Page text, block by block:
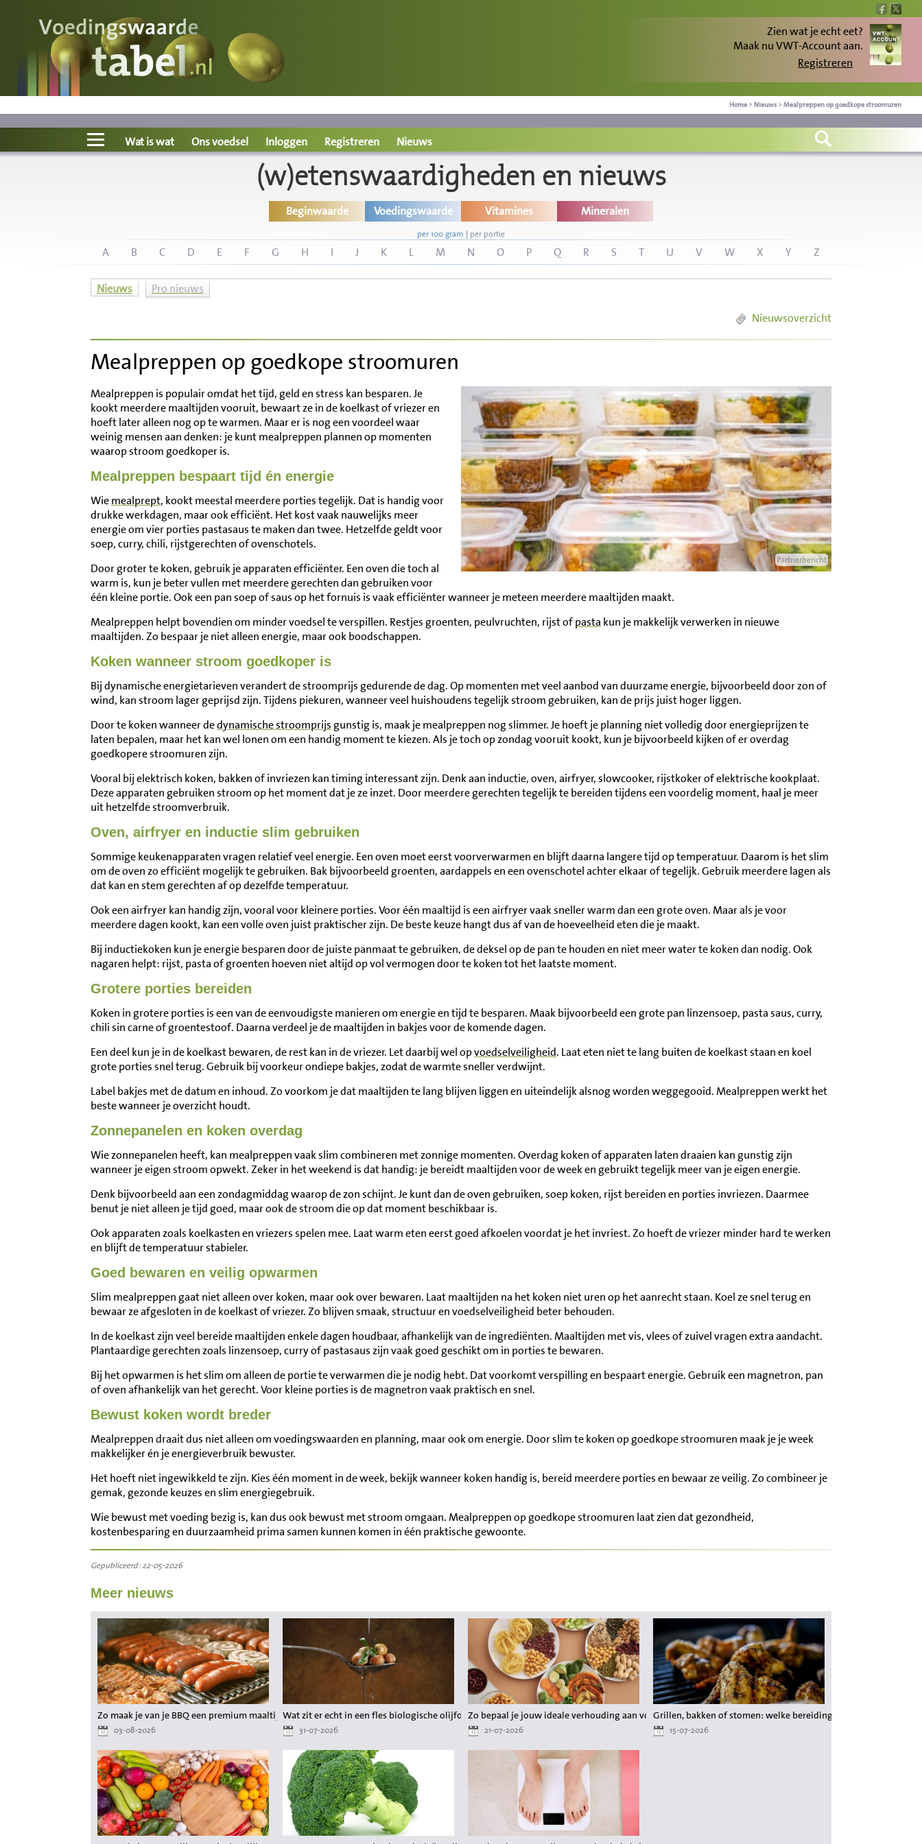
Zien wat je echt eet?
Maak nu VWT-Account aan.
Registreren
Home > Nieuws > Mealpreppen op goedkope stroomuren
Voedingswaarde
Wat is wat?
Ons voedsel
Registreren
Informatie
Disclaimer
Wat is wat Ons voedsel Inloggen Registreren Nieuws
(w)etenswaardigheden en nieuws
Beginwaarde Voedingswaarde Vitamines Mineralen
per 100 gram | per portie
A B C D E F G H I J K L M N O P Q R S T U V W X Y Z
Nieuws Pro nieuws
Nieuwsoverzicht
Mealpreppen op goedkope stroomuren
Partnerbericht
Mealpreppen is populair omdat het tijd, geld en stress kan besparen. Je
kookt meerdere maaltijden vooruit, bewaart ze in de koelkast of vriezer en
hoeft later alleen nog op te warmen. Maar er is nog een voordeel waar
weinig mensen aan denken: je kunt mealpreppen plannen op momenten
waarop stroom goedkoper is.
Mealpreppen bespaart tijd én energie
Wiemealprept, kookt meestal meerdere porties tegelijk. Dat is handig voor
drukke werkdagen, maar ook efficiënt. Het kost vaak nauwelijks meer
energie om vier porties pastasaus te maken dan twee. Hetzelfde geldt voor
soep, curry, chili, rijstgerechten of ovenschotels.
Door groter te koken, gebruik je apparaten efficiënter. Een oven die toch al
warm is, kun je beter vullen met meerdere gerechten dan gebruiken voor
één kleine portie. Ook een pan soep of saus op het fornuis is vaak efficiënter wanneer je meteen meerdere maaltijden maakt.
Mealpreppen helpt bovendien om minder voedsel te verspillen. Restjes groenten, peulvruchten, rijst ofpasta kun je makkelijk verwerken in nieuwe
maaltijden. Zo bespaar je niet alleen energie, maar ook boodschappen.
Koken wanneer stroom goedkoper is
Bij dynamische energietarieven verandert de stroomprijs gedurende de dag. Op momenten met veel aanbod van duurzame energie, bijvoorbeeld door zon of
wind, kan stroom lager geprijsd zijn. Tijdens piekuren, wanneer veel huishoudens tegelijk stroom gebruiken, kan de prijs juist hoger liggen.
Door te koken wanneer dedynamische stroomprijs gunstig is, maak je mealpreppen nog slimmer. Je hoeft je planning niet volledig door energieprijzen te
laten bepalen, maar het kan wel lonen om een handig moment te kiezen. Als je toch op zondag vooruit kookt, kun je bijvoorbeeld kijken of er overdag
goedkopere stroomuren zijn.
Vooral bij elektrisch koken, bakken of invriezen kan timing interessant zijn. Denk aan inductie, oven, airfryer, slowcooker, rijstkoker of elektrische kookplaat.
Deze apparaten gebruiken stroom op het moment dat je ze inzet. Door meerdere gerechten tegelijk te bereiden tijdens een voordelig moment, haal je meer
uit hetzelfde stroomverbruik.
Oven, airfryer en inductie slim gebruiken
Sommige keukenapparaten vragen relatief veel energie. Een oven moet eerst voorverwarmen en blijft daarna langere tijd op temperatuur. Daarom is het slim
om de oven zo efficiënt mogelijk te gebruiken. Bak bijvoorbeeld groenten, aardappels en een ovenschotel achter elkaar of tegelijk. Gebruik meerdere lagen als
dat kan en stem gerechten af op dezelfde temperatuur.
Ook een airfryer kan handig zijn, vooral voor kleinere porties. Voor één maaltijd is een airfryer vaak sneller warm dan een grote oven. Maar als je voor
meerdere dagen kookt, kan een volle oven juist praktischer zijn. De beste keuze hangt dus af van de hoeveelheid eten die je maakt.
Bij inductiekoken kun je energie besparen door de juiste panmaat te gebruiken, de deksel op de pan te houden en niet meer water te koken dan nodig. Ook
nagaren helpt: rijst, pasta of groenten hoeven niet altijd op vol vermogen door te koken tot het laatste moment.
Grotere porties bereiden
Koken in grotere porties is een van de eenvoudigste manieren om energie en tijd te besparen. Maak bijvoorbeeld een grote pan linzensoep, pasta saus, curry,
chili sin carne of groentestoof. Daarna verdeel je de maaltijden in bakjes voor de komende dagen.
Een deel kun je in de koelkast bewaren, de rest kan in de vriezer. Let daarbij wel opvoedselveiligheid. Laat eten niet te lang buiten de koelkast staan en koel
grote porties snel terug. Gebruik bij voorkeur ondiepe bakjes, zodat de warmte sneller verdwijnt.
Label bakjes met de datum en inhoud. Zo voorkom je dat maaltijden te lang blijven liggen en uiteindelijk alsnog worden weggegooid. Mealpreppen werkt het
beste wanneer je overzicht houdt.
Zonnepanelen en koken overdag
Wie zonnepanelen heeft, kan mealpreppen vaak slim combineren met zonnige momenten. Overdag koken of apparaten laten draaien kan gunstig zijn
wanneer je eigen stroom opwekt. Zeker in het weekend is dat handig: je bereidt maaltijden voor de week en gebruikt tegelijk meer van je eigen energie.
Denk bijvoorbeeld aan een zondagmiddag waarop de zon schijnt. Je kunt dan de oven gebruiken, soep koken, rijst bereiden en porties invriezen. Daarmee
benut je niet alleen je tijd goed, maar ook de stroom die op dat moment beschikbaar is.
Ook apparaten zoals koelkasten en vriezers spelen mee. Laat warm eten eerst goed afkoelen voordat je het invriest. Zo hoeft de vriezer minder hard te werken
en blijft de temperatuur stabieler.
Goed bewaren en veilig opwarmen
Slim mealpreppen gaat niet alleen over koken, maar ook over bewaren. Laat maaltijden na het koken niet uren op het aanrecht staan. Koel ze snel terug en
bewaar ze afgesloten in de koelkast of vriezer. Zo blijven smaak, structuur en voedselveiligheid beter behouden.
In de koelkast zijn veel bereide maaltijden enkele dagen houdbaar, afhankelijk van de ingrediënten. Maaltijden met vis, vlees of zuivel vragen extra aandacht.
Plantaardige gerechten zoals linzensoep, curry of pastasaus zijn vaak goed geschikt om in porties te bewaren.
Bij het opwarmen is het slim om alleen de portie te verwarmen die je nodig hebt. Dat voorkomt verspilling en bespaart energie. Gebruik een magnetron, pan
of oven afhankelijk van het gerecht. Voor kleine porties is de magnetron vaak praktisch en snel.
Bewust koken wordt breder
Mealpreppen draait dus niet alleen om voedingswaarden en planning, maar ook om energie. Door slim te koken op goedkope stroomuren maak je je week
makkelijker én je energieverbruik bewuster.
Het hoeft niet ingewikkeld te zijn. Kies één moment in de week, bekijk wanneer koken handig is, bereid meerdere porties en bewaar ze veilig. Zo combineer je
gemak, gezonde keuzes en slim energiegebruik.
Wie bewust met voeding bezig is, kan dus ook bewust met stroom omgaan. Mealpreppen op goedkope stroomuren laat zien dat gezondheid,
kostenbesparing en duurzaamheid prima samen kunnen komen in één praktische gewoonte.
Gepubliceerd: 22-05-2026
Meer nieuws
Zo maak je van je BBQ een premium maaltijd zonder gedoe
03-08-2026
Wat zit er echt in een fles biologische olijfolie?
31-07-2026
Zo bepaal je jouw ideale verhouding aan voedingsstoffen tijdens het afvallen
21-07-2026
Grillen, bakken of stomen: welke bereiding behoudt de meeste
15-07-2026